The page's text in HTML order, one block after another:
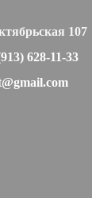
107
628-11-33